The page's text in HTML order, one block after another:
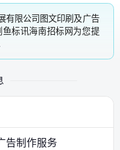
有限公司图文印刷及广告
标讯海南招标网为您提
告制作服务